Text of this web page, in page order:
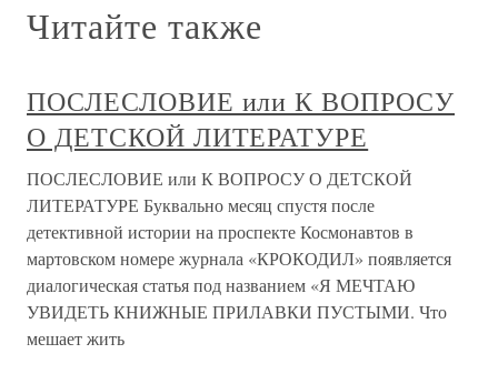
Читайте также
ПОСЛЕСЛОВИЕ или К ВОПРОСУ
О ДЕТСКОЙ ЛИТЕРАТУРЕ
ПОСЛЕСЛОВИЕ или К ВОПРОСУ О ДЕТСКОЙ
ЛИТЕРАТУРЕ Буквально месяц спустя после
детективной истории на проспекте Космонавтов в
мартовском номере журнала «КРОКОДИЛ» появляется
диалогическая статья под названием «Я МЕЧТАЮ
УВИДЕТЬ КНИЖНЫЕ ПРИЛАВКИ ПУСТЫМИ. Что
мешает жить